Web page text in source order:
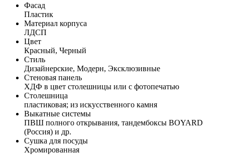
Фасад
Пластик
Материал корпуса
ЛДСП
Цвет
Красный, Черный
Стиль
Дизайнерские, Модерн, Эксклюзивные
Стеновая панель
ХДФ в цвет столешницы или с фотопечатью
Столешница
пластиковая; из искусственного камня
Выкатные системы
ПВШ полного открывания, тандембоксы BOYARD
(Россия) и др.
Сушка для посуды
Хромированная